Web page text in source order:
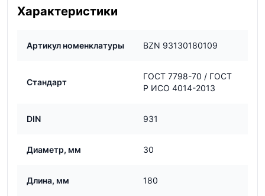
Характеристики
Артикул номенклатуры BZN 93130180109
Стандарт
ГОСТ 7798-70 / ГОСТ
Р ИСО 4014-2013
DIN 931
Диаметр, мм 30
Длина, мм 180